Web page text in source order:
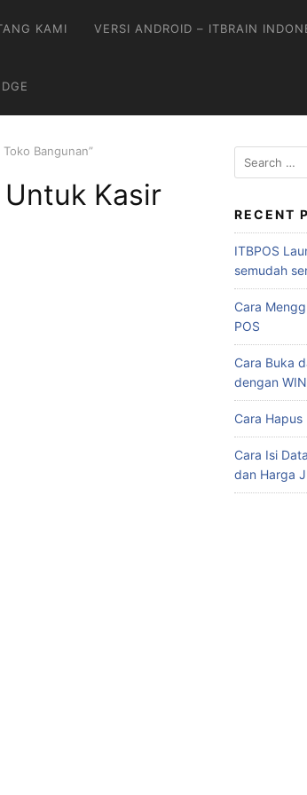
KAMI VERSI ANDROID – ITBRAIN
Bangunan”
Kasir
RECENT
ITBPOS
semudah
Cara
POS
Cara Buka
dengan
Cara Hapus
Cara Isi
dan Harga